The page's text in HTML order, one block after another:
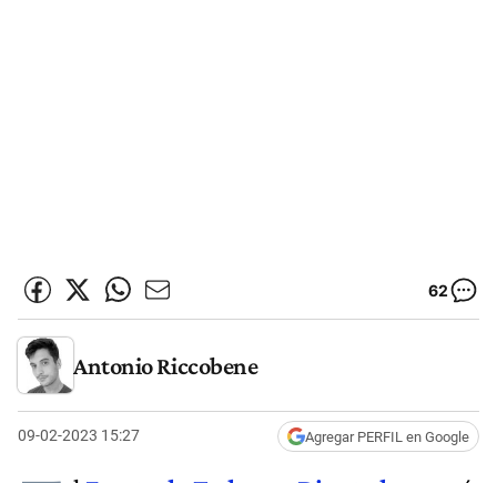
62
Antonio Riccobene
09-02-2023 15:27 Agregar PERFIL en Google